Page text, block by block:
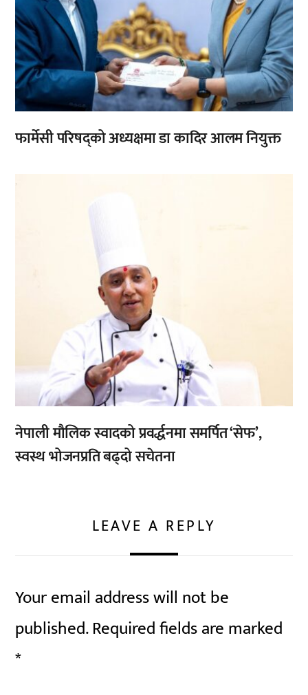
फार्मेसी परिषद्को अध्यक्षमा डा कादिर आलम नियुक्त
,
नेपाली मौलिक स्वादको प्रवर्द्धनमा समर्पित ‘सेफ’,
स्वस्थ भोजनप्रति बढ्दो सचेतना
LEAVE A REPLY
Your email address will not be
published.Required fields are marked
*